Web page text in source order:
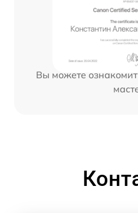
Вы можете